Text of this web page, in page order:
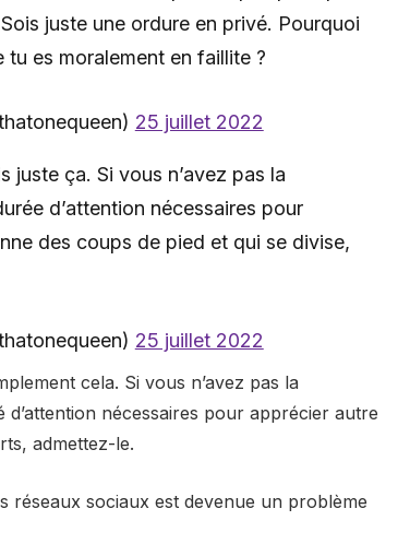
juste une ordure en privé. Pourquoi
es moralement en faillite ?
25 juillet 2022
juste ça. Si vous n’avez pas la
d’attention nécessaires pour
des coups de pied et qui se divise,
25 juillet 2022
cela. Si vous n’avez pas la
nécessaires pour apprécier autre
admettez-le.
réseaux sociaux est devenue un problème